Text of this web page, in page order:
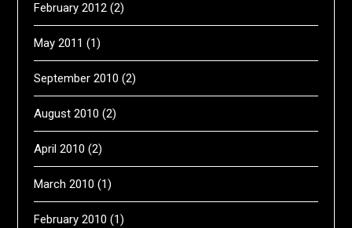
February 2012 (2)
May 2011 (1)
September 2010 (2)
August 2010 (2)
April 2010 (2)
March 2010 (1)
February 2010 (1)